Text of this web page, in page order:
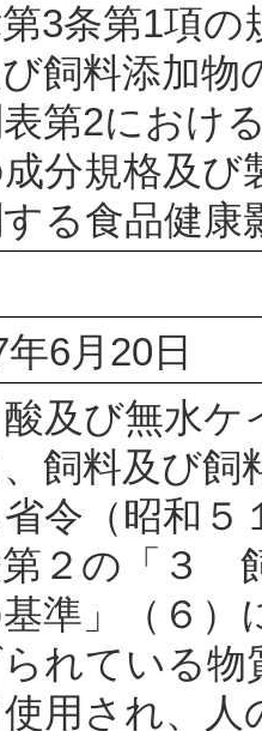
3条第1項
飼料添加物
第2におけ
分規格及び
る食品健康
6月20日
及び無水ケ
飼料及び飼
令（昭和５
第２の「３
準」（６）
れている物
使用され、